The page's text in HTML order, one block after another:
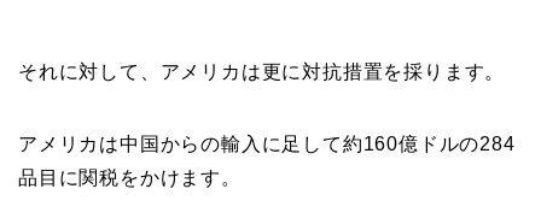
それに対して、アメリカは更に対抗措置を採ります。
アメリカは中国からの輸入に足して約160億ドルの284
品目に関税をかけます。